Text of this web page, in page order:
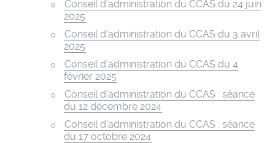
Conseil d’administration du CCAS du 24 juin
2025
Conseil d’administration du CCAS du 3 avril
2025
Conseil d’administration du CCAS du 4
février 2025
Conseil d’administration du CCAS : séance
du 12 décembre 2024
Conseil d’administration du CCAS : séance
du 17 octobre 2024